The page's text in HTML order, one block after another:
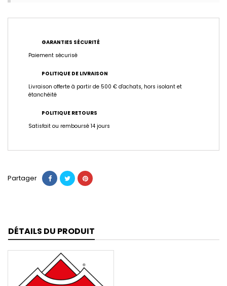
GARANTIES SÉCURITÉ
Paiement sécurisé
POLITIQUE DE LIVRAISON
Livraison offerte à partir de 500 € d'achats, hors isolant et
étanchéité
POLITIQUE RETOURS
Satisfait ou remboursé 14 jours
Partager
DÉTAILS DU PRODUIT